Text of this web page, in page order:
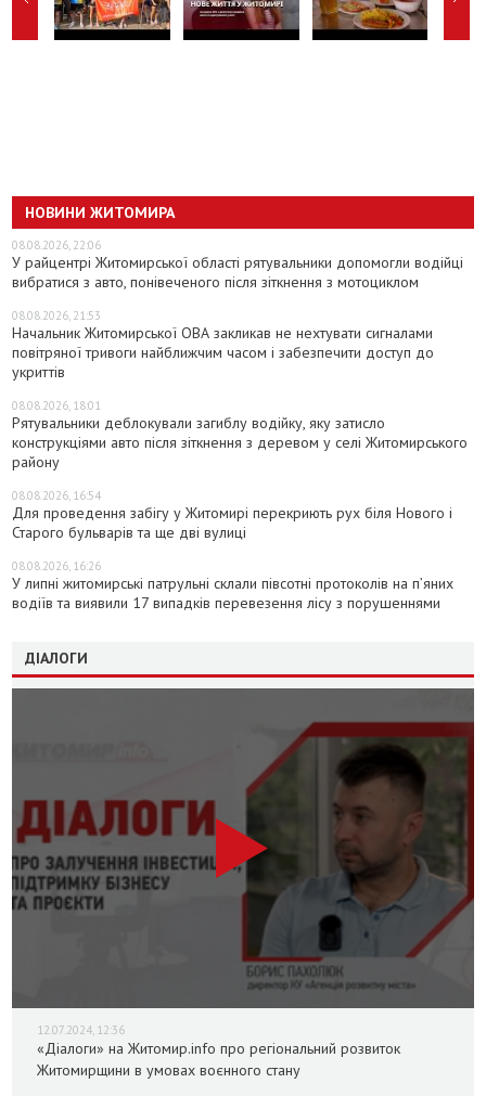
НОВИНИ ЖИТОМИРА
08.08.2026, 22:06
У райцентрі Житомирської області рятувальники допомогли водійці
вибратися з авто, понівеченого після зіткнення з мотоциклом
08.08.2026, 21:53
Начальник Житомирської ОВА закликав не нехтувати сигналами
повітряної тривоги найближчим часом і забезпечити доступ до
укриттів
08.08.2026, 18:01
Рятувальники деблокували загиблу водійку, яку затисло
конструкціями авто після зіткнення з деревом у селі Житомирського
району
08.08.2026, 16:54
Для проведення забігу у Житомирі перекриють рух біля Нового і
Старого бульварів та ще дві вулиці
08.08.2026, 16:26
У липні житомирські патрульні склали півсотні протоколів на пʼяних
водіїв та виявили 17 випадків перевезення лісу з порушеннями
ДІАЛОГИ
12.07.2024, 12:36
«Діалоги» на Житомир.info про регіональний розвиток
Житомирщини в умовах воєнного стану